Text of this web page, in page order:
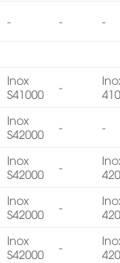
- - -
Inox
S41000
-
Inox
S42000
- -
Inox
S42000
-
Inox
S42000
-
Inox
S42000
-